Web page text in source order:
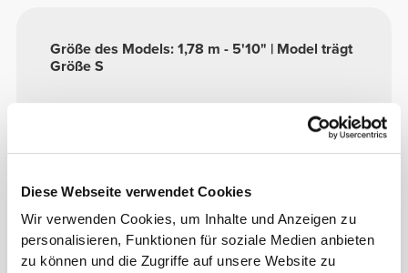
Diese Webseite verwendet Cookies
Wir verwenden Cookies, um Inhalte und Anzeigen zu
personalisieren, Funktionen für soziale Medien anbieten
zu können und die Zugriffe auf unsere Website zu
Siehe Größentabelle in der Beschreibung.
Größe des Models: 1,78 m - 5'10" | Model trägt
Größe S
Zusammensetzung
4% Elastan
Made in Portugal